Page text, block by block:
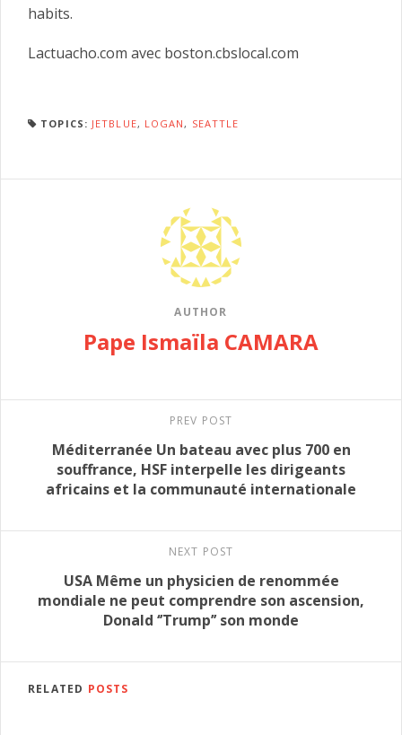
habits.
Lactuacho.com avec boston.cbslocal.com
TOPICS: JETBLUE, LOGAN, SEATTLE
AUTHOR
Pape Ismaïla CAMARA
PREV POST
Méditerranée Un bateau avec plus 700 en
souffrance, HSF interpelle les dirigeants
africains et la communauté internationale
NEXT POST
USA Même un physicien de renommée
mondiale ne peut comprendre son ascension,
Donald ‘’Trump’’ son monde
RELATED POSTS